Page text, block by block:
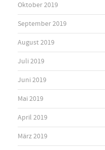
Oktober 2019
September 2019
August 2019
Juli 2019
Juni 2019
Mai 2019
April 2019
März 2019